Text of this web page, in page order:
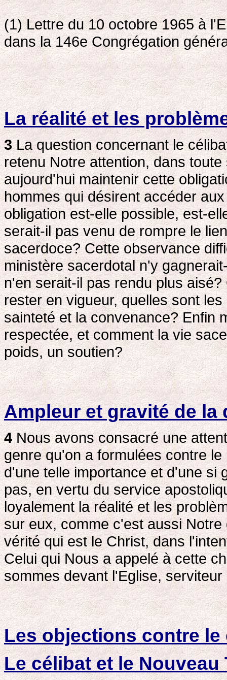
(1) Lettre du 10 octobre 1965 à
dans la 146e Congrégation
La réalité et les
3La question concernant le
retenu Notre attention, dans
aujourd'hui maintenir cette
hommes qui désirent accéder
obligation est-elle possible, est-
serait-il pas venu de rompre le
sacerdoce? Cette observance
ministère sacerdotal n'y
n'en serait-il pas rendu plus
rester en vigueur, quelles sont
sainteté et la convenance? Enfin
respectée, et comment la vie
poids, un soutien?
Ampleur et gravité de la
4Nous avons consacré une
genre qu'on a formulées contre
d'une telle importance et d'une si
pas, en vertu du service
loyalement la réalité et les
sur eux, comme c'est aussi
vérité qui est le Christ, dans
Celui qui Nous a appelé à cette
sommes devant l'Eglise,
Les objections contre
Le célibat et le Nouveau